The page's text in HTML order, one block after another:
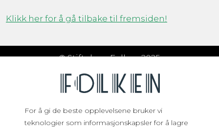
For å gi de beste opplevelsene bruker vi
teknologier som informasjonskapsler for å lagre
Klikk her for å gå tilbake til fremsiden!
© Stiftelsen Folken 2025